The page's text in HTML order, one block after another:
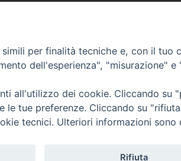
SCRIVICI
del 15 giugno 1950 al n. 37 del registro periodici.
per finalità tecniche e, con il tuo
dell'esperienza", "misurazione"
all'utilizzo dei cookie. Cliccando su
le tue preferenze. Cliccando su
tecnici. Ulteriori informazioni sono
Rifiuta